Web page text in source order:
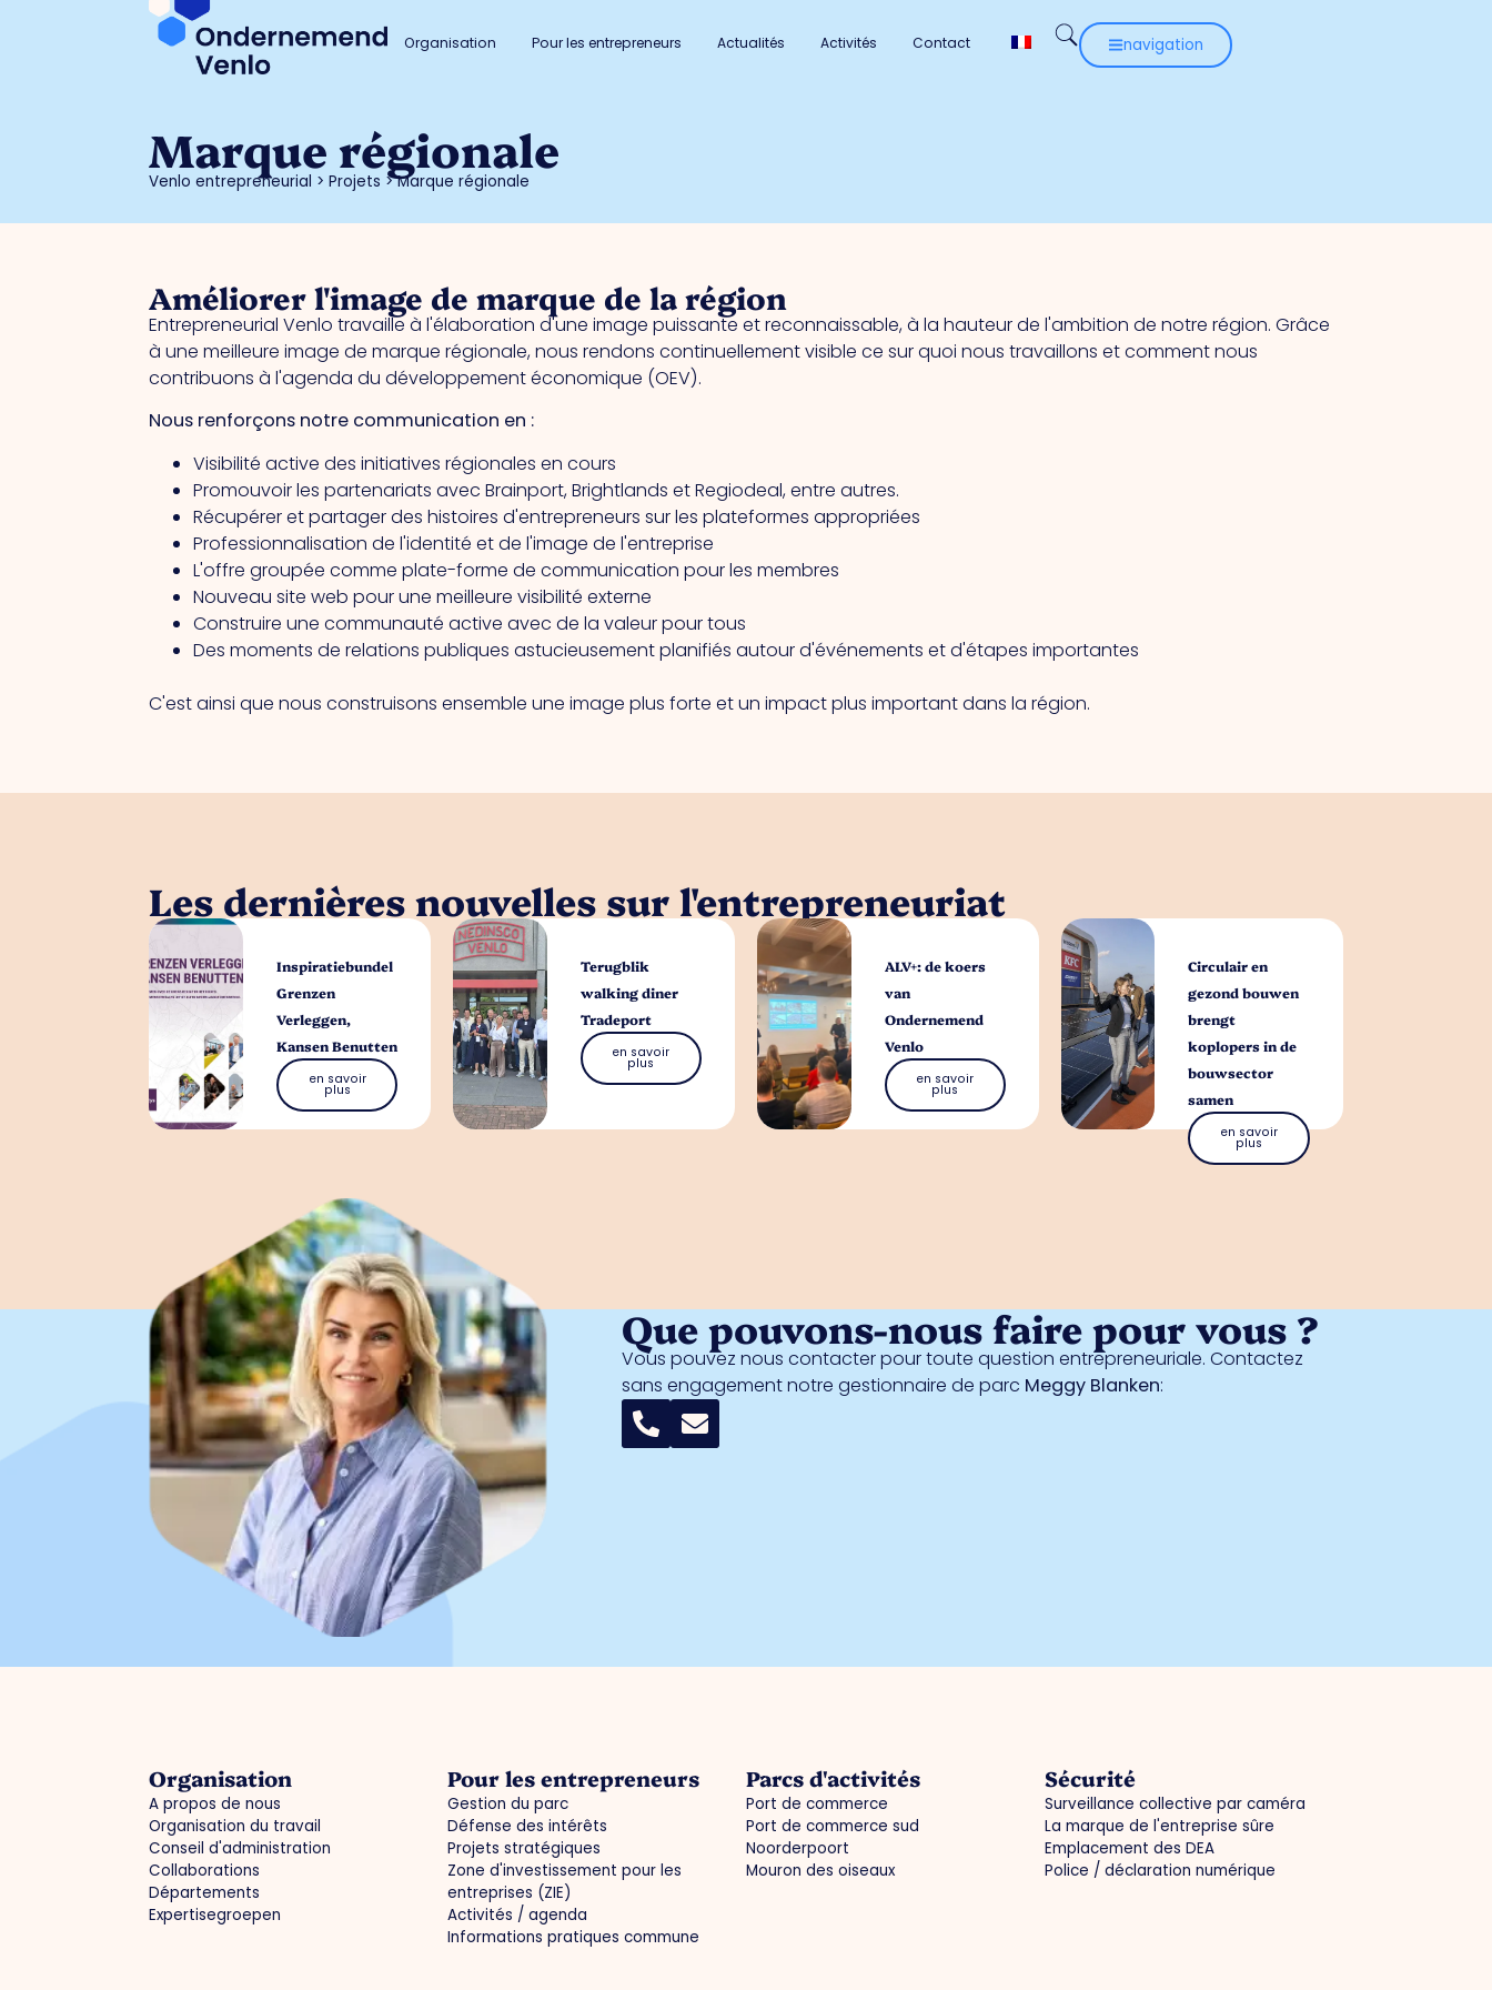
Organisation Pour les entrepreneurs Actualités Activités Contact navigation
Marque régionale
Venlo entrepreneurial >Projets >Marque régionale
Améliorer l'image de marque de la région
Entrepreneurial Venlo travaille à l'élaboration d'une image puissante et reconnaissable, à la hauteur de l'ambition de notre région. Grâce
à une meilleure image de marque régionale, nous rendons continuellement visible ce sur quoi nous travaillons et comment nous
contribuons à l'agenda du développement économique (OEV).
Nous renforçons notre communication en :
Visibilité active des initiatives régionales en cours
Promouvoir les partenariats avec Brainport, Brightlands et Regiodeal, entre autres.
Récupérer et partager des histoires d'entrepreneurs sur les plateformes appropriées
Professionnalisation de l'identité et de l'image de l'entreprise
L'offre groupée comme plate-forme de communication pour les membres
Nouveau site web pour une meilleure visibilité externe
Construire une communauté active avec de la valeur pour tous
Des moments de relations publiques astucieusement planifiés autour d'événements et d'étapes importantes
C'est ainsi que nous construisons ensemble une image plus forte et un impact plus important dans la région.
Les dernières nouvelles sur l'entrepreneuriat
Inspiratiebundel
Grenzen
Verleggen,
Kansen Benutten
en savoir
plus
Terugblik
walking diner
Tradeport
en savoir
plus
ALV+: de koers
van
Ondernemend
Venlo
en savoir
plus
Circulair en
gezond bouwen
brengt
koplopers in de
bouwsector
samen
en savoir
plus
Que pouvons-nous faire pour vous ?
Vous pouvez nous contacter pour toute question entrepreneuriale. Contactez
sans engagement notre gestionnaire de parc Meggy Blanken:
Organisation
A propos de nous
Organisation du travail
Conseil d'administration
Collaborations
Départements
Expertisegroepen
Pour les entrepreneurs
Gestion du parc
Défense des intérêts
Projets stratégiques
Zone d'investissement pour les
entreprises (ZIE)
Activités / agenda
Informations pratiques commune
Parcs d'activités
Port de commerce
Port de commerce sud
Noorderpoort
Mouron des oiseaux
Sécurité
Surveillance collective par caméra
La marque de l'entreprise sûre
Emplacement des DEA
Police / déclaration numérique